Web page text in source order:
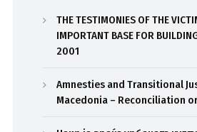
THE TESTIMONIES OF THE
IMPORTANT BASE FOR
2001
Amnesties and Transitional
Macedonia – Reconciliation